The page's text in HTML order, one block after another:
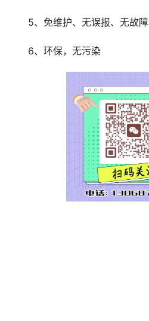
5、免维护、无误报、无故障
6、环保，无污染